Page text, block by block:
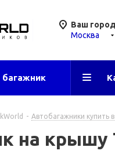
Ваш город
Москва
- Автобагажники купить
на крышу